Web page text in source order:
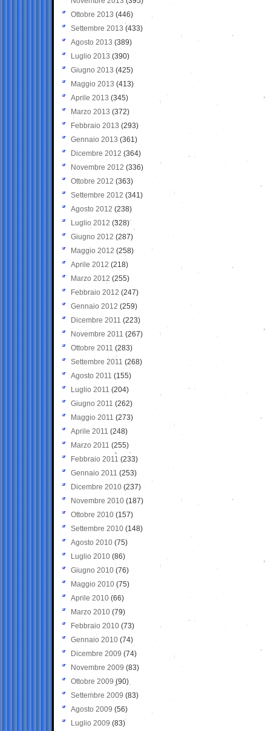
Ottobre 2013 (446)
Settembre 2013 (433)
Agosto 2013 (389)
Luglio 2013 (390)
Giugno 2013 (425)
Maggio 2013 (413)
Aprile 2013 (345)
Marzo 2013 (372)
Febbraio 2013 (293)
Gennaio 2013 (361)
Dicembre 2012 (364)
Novembre 2012 (336)
Ottobre 2012 (363)
Settembre 2012 (341)
Agosto 2012 (238)
Luglio 2012 (328)
Giugno 2012 (287)
Maggio 2012 (258)
Aprile 2012 (218)
Marzo 2012 (255)
Febbraio 2012 (247)
Gennaio 2012 (259)
Dicembre 2011 (223)
Novembre 2011 (267)
Ottobre 2011 (283)
Settembre 2011 (268)
Agosto 2011 (155)
Luglio 2011 (204)
Giugno 2011 (262)
Maggio 2011 (273)
Aprile 2011 (248)
Marzo 2011 (255)
Febbraio 2011 (233)
Gennaio 2011 (253)
Dicembre 2010 (237)
Novembre 2010 (187)
Ottobre 2010 (157)
Settembre 2010 (148)
Agosto 2010 (75)
Luglio 2010 (86)
Giugno 2010 (76)
Maggio 2010 (75)
Aprile 2010 (66)
Marzo 2010 (79)
Febbraio 2010 (73)
Gennaio 2010 (74)
Dicembre 2009 (74)
Novembre 2009 (83)
Ottobre 2009 (90)
Settembre 2009 (83)
Agosto 2009 (56)
Luglio 2009 (83)